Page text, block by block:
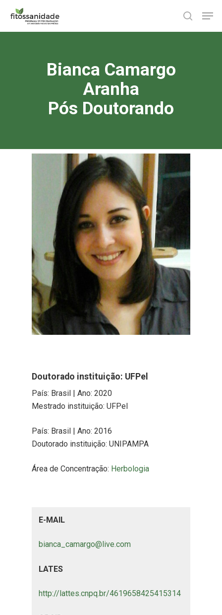
main
search
Bianca Camargo
Aranha
Pós Doutorando
Doutorado instituição: UFPel
País: Brasil | Ano: 2020
Mestrado instituição: UFPel
País: Brasil | Ano: 2016
Doutorado instituição: UNIPAMPA
Área de Concentração: Herbologia
E-MAIL
bianca_camargo@live.com
LATES
http://lattes.cnpq.br/4619658425415314